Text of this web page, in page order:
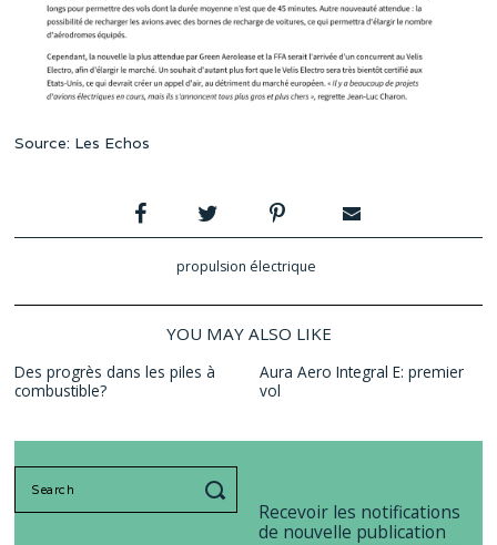
Source: Les Echos
propulsion électrique
YOU MAY ALSO LIKE
Des progrès dans les piles à
combustible?
Aura Aero Integral E: premier
vol
Recevoir les notifications
de nouvelle publication